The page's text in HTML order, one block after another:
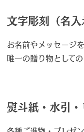
文字彫刻（名入
お名前やメッセージを
唯一の贈り物として
熨斗紙・水引